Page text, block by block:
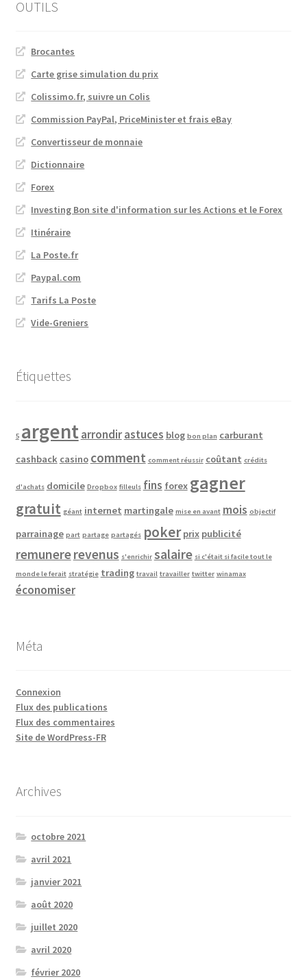
OUTILS
Brocantes
Carte grise simulation du prix
Colissimo.fr, suivre un Colis
Commission PayPal, PriceMinister et frais eBay
Convertisseur de monnaie
Dictionnaire
Forex
Investing Bon site d'information sur les Actions et le Forex
Itinéraire
La Poste.fr
Paypal.com
Tarifs La Poste
Vide-Greniers
Étiquettes
5 argentarrondirastuces blog bon plan carburant
cashback casino comment comment réussir coûtant crédits
d'achats domicile Dropbox filleuls fins forex gagner
gratuit géant internet martingale mise en avant mois objectif
parrainage part partage partagés poker prix publicité
remunererevenus s'enrichir salaire si c'était si facile tout le
monde le ferait stratégie trading travail travailler twitter winamax
économiser
Méta
Connexion
Flux des publications
Flux des commentaires
Site de WordPress-FR
Archives
octobre 2021
avril 2021
janvier 2021
août 2020
juillet 2020
avril 2020
février 2020